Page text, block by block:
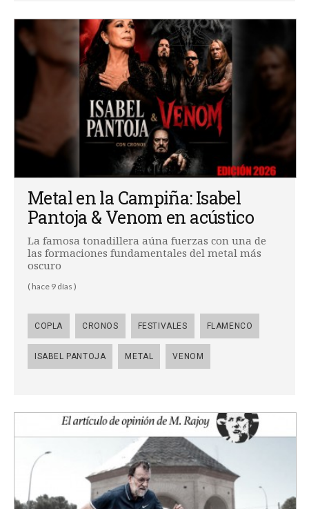
Metal en la Campiña: Isabel
Pantoja & Venom en acústico
La famosa tonadillera aúna fuerzas con una de
las formaciones fundamentales del metal más
oscuro
( hace 9 días )
COPLA CRONOS FESTIVALES FLAMENCO
ISABEL PANTOJA METAL VENOM